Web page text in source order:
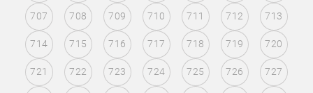
707 708 709 710 711 712 713
714 715 716 717 718 719 720
721 722 723 724 725 726 727